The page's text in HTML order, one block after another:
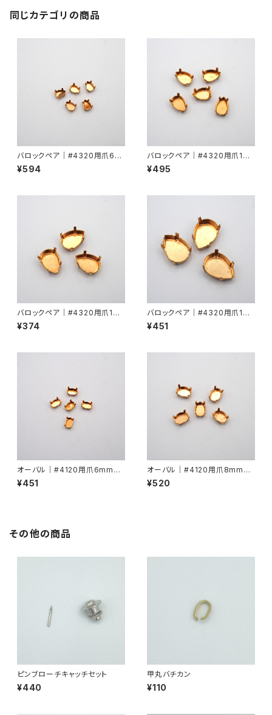
同じカテゴリの商品
バロックペア｜#4320用爪6m
mx4mm
¥594
バロックペア｜#4320用爪10
mmx7mm
¥495
バロックペア｜#4320用爪14
mmx10mm
¥374
バロックペア｜#4320用爪18
mmx13mm
¥451
オーバル｜#4120用爪6mmx4
mm
¥451
オーバル｜#4120用爪8mmx6
mm
¥520
その他の商品
ピンブローチキャッチセット
¥440
甲丸バチカン
¥110